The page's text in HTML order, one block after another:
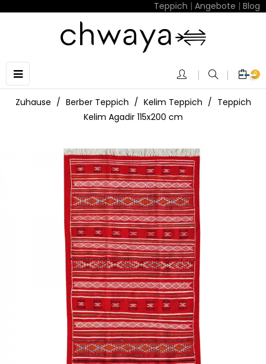
Teppich | Angebote | Blog
Umschalten
der
Navigation
☰ 0
Zuhause Berber Teppich Kelim Teppich
Teppich
Kelim Agadir 115x200 cm